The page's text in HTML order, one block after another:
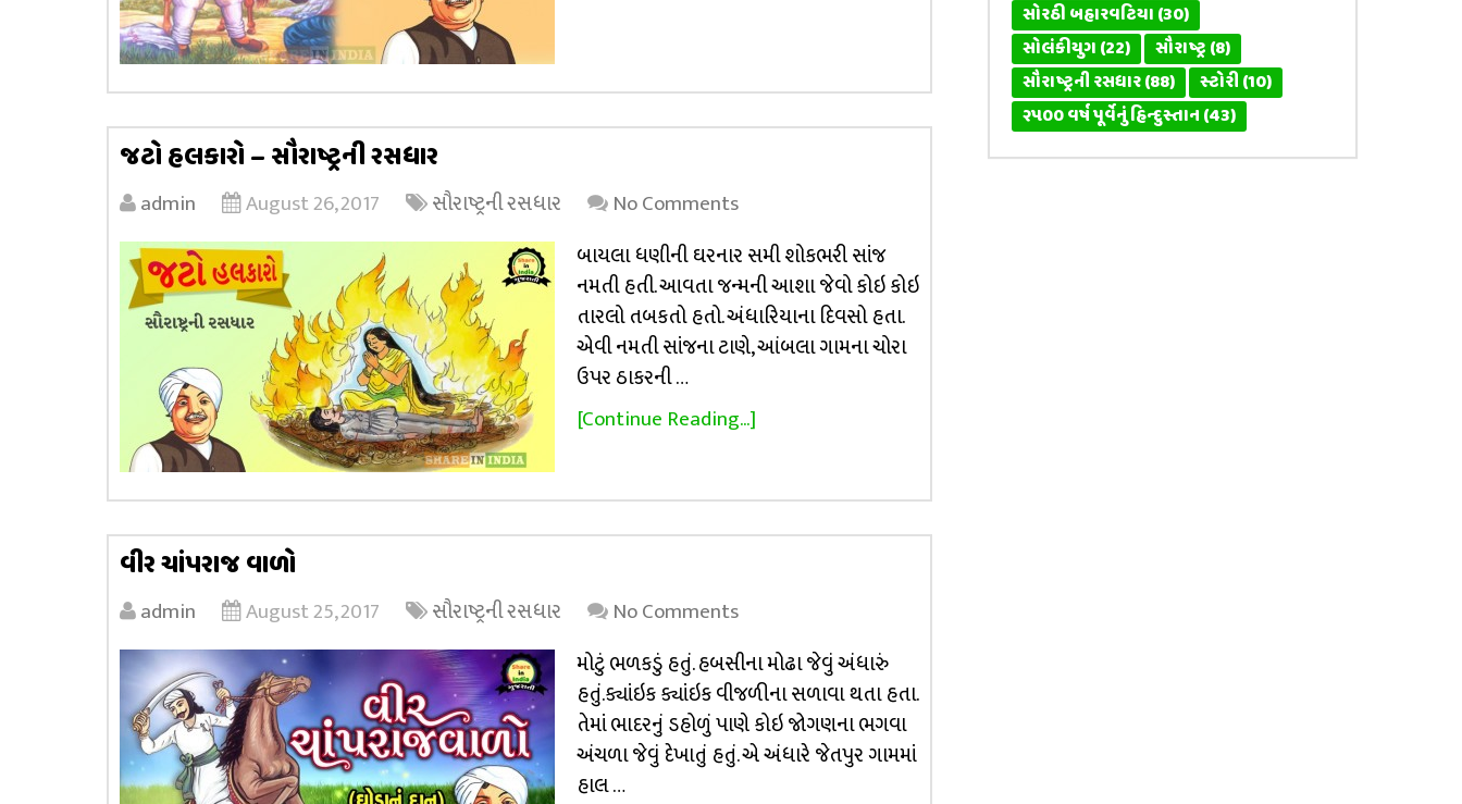
જટો હલકારો – સૌરાષ્ટ્રની રસધાર
admin August 26, 2017 સૌરાષ્ટ્રની રસધાર
No Comments
બાયલા ધણીની ઘરનાર સમી શોકભરી સાંજ
નમતી હતી. આવતા જન્મની આશા જેવો કોઇ કોઇ
તારલો તબકતો હતો. અંધારિયાના દિવસો હતા.
એવી નમતી સાંજના ટાણે, આંબલા ગામના ચોરા
ઉપર ઠાકરની …
[Continue Reading...]
વીર ચાંપરાજ વાળો
admin August 25, 2017 સૌરાષ્ટ્રની રસધાર
No Comments
મોટું ભળકડું હતું. હબસીના મોઢા જેવું અંધારું
હતું.ક્યાંઇક ક્યાંઇક વીજળીના સળાવા થતા હતા.
તેમાં ભાદરનું ડહોળું પાણે કોઇ જોગણના ભગવા
અંચળા જેવું દેખાતું હતું. એ અંધારે જેતપુર ગામમાં
હાલ …
સોરઠી બહારવટિયા(30)
સોલંકીયુગ(22) સૌરાષ્ટ્ર(8)
સૌરાષ્ટ્રની રસધાર(88) સ્ટોરી(10)
૨૫૦૦ વર્ષ પૂર્વેનું હિન્દુસ્તાન(43)